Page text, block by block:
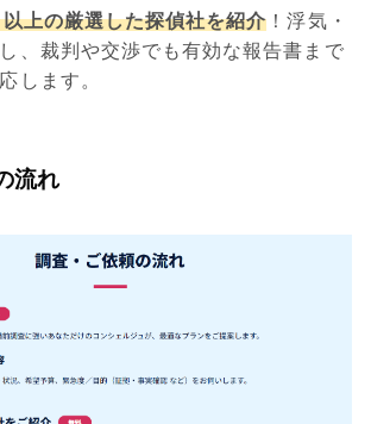
上の厳選した探偵社を紹介 ！浮気・
、裁判や交渉でも有効な報告書まで
します。
流れ